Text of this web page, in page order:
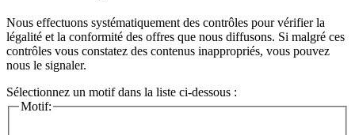
Nous effectuons systématiquement des contrôles pour vérifier la
légalité et la conformité des offres que nous diffusons. Si malgré ces
contrôles vous constatez des contenus inappropriés, vous pouvez
nous le signaler.
Sélectionnez un motif dans la liste ci-dessous :
Motif: